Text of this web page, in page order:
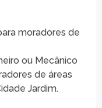
moradores de
ou Mecânico
de áreas
Jardim.